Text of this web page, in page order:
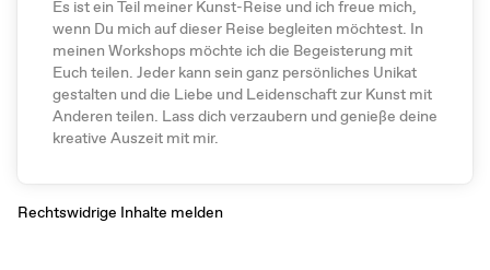
Es ist ein Teil meiner Kunst-Reise und ich freue mich,
wenn Du mich auf dieser Reise begleiten möchtest. In
meinen Workshops möchte ich die Begeisterung mit
Euch teilen. Jeder kann sein ganz persönliches Unikat
gestalten und die Liebe und Leidenschaft zur Kunst mit
Anderen teilen. Lass dich verzaubern und genieße deine
kreative Auszeit mit mir.
Rechtswidrige Inhalte melden